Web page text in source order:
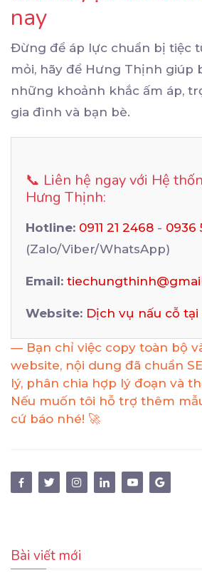
nay
Đừng để áp lực chuẩn bị tiệc
mỏi, hãy để Hưng Thịnh giúp
những khoảnh khắc ấm áp,
gia đình và bạn bè.
📞 Liên hệ ngay với Hệ
Hưng Thịnh:
Hotline: 0911 21 2468 - 0936
(Zalo/Viber/WhatsApp)
Email:
Website: Dịch vụ nấu cỗ tại
— Bạn chỉ việc copy toàn bộ
website, nội dung đã chuẩn
lý, phân chia hợp lý đoạn và
Nếu muốn tôi hỗ trợ thêm
cứ báo nhé! 🚀
Bài viết mới